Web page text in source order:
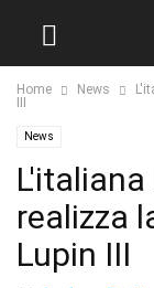
Home News
News
realizza
Lupin III